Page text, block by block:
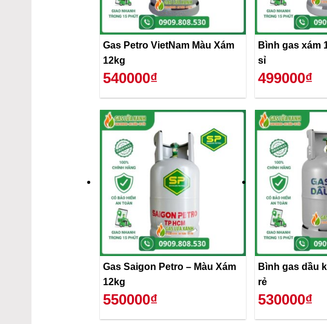
Gas Petro VietNam Màu Xám
12kg
540000₫
Bình gas xám
sỉ
499000₫
Gas Saigon Petro – Màu Xám
12kg
550000₫
Bình gas dầu
rẻ
530000₫